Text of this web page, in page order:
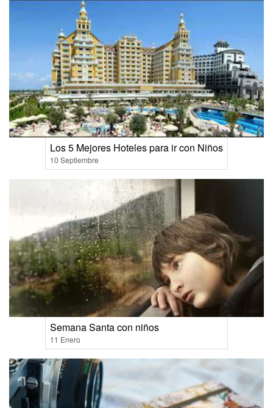
Los 5 Mejores Hoteles para ir con Niños
10 Septiembre
Semana Santa con niños
11 Enero